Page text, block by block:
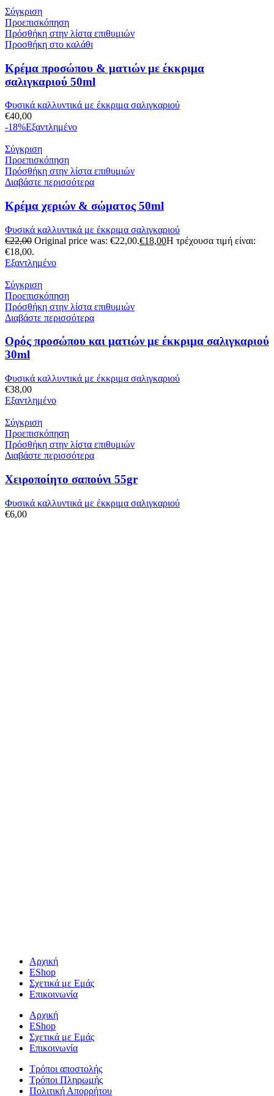
Σύγκριση
Προεπισκόπηση
Πρόσθήκη στην λίστα επιθυμιών
Προσθήκη στο καλάθι
Κρέμα προσώπου & ματιών με έκκριμα
σαλιγκαριού 50ml
Φυσικά καλλυντικά με έκκριμα σαλιγκαριού
€40,00
-18%Εξαντλημένο
Σύγκριση
Προεπισκόπηση
Πρόσθήκη στην λίστα επιθυμιών
Διαβάστε περισσότερα
Κρέμα χεριών & σώματος 50ml
Φυσικά καλλυντικά με έκκριμα σαλιγκαριού
€22,00 Original price was: €22,00.€18,00Η τρέχουσα τιμή είναι:
€18,00.
Εξαντλημένο
Σύγκριση
Προεπισκόπηση
Πρόσθήκη στην λίστα επιθυμιών
Διαβάστε περισσότερα
Ορός προσώπου και ματιών με έκκριμα σαλιγκαριού
30ml
Φυσικά καλλυντικά με έκκριμα σαλιγκαριού
€38,00
Εξαντλημένο
Σύγκριση
Προεπισκόπηση
Πρόσθήκη στην λίστα επιθυμιών
Διαβάστε περισσότερα
Χειροποίητο σαπούνι 55gr
Φυσικά καλλυντικά με έκκριμα σαλιγκαριού
€6,00
Αρχική
EShop
Σχετικά με Εμάς
Επικοινωνία
Αρχική
EShop
Σχετικά με Εμάς
Επικοινωνία
Τρόποι αποστολής
Τρόποι Πληρωμής
Πολιτική Απορρήτου